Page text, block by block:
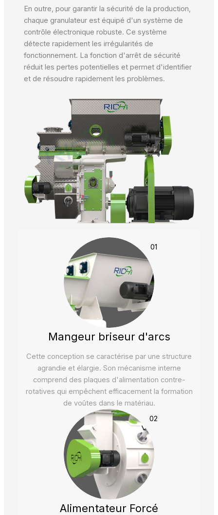
En outre, pour garantir la sécurité de la production,
chaque granulateur est équipé d'un système de
contrôle électronique robuste. Ce système
détecte rapidement les irrégularités de
fonctionnement. La fonction d'arrêt de sécurité
réduit les pertes potentielles et permet d'identifier
et de résoudre rapidement les problèmes.
01
Mangeur briseur d'arcs
Cette conception se caractérise par une structure
agrandie et élargie. Son mécanisme interne
comprend des plaques d'alimentation contre-
rotatives qui empêchent efficacement la formation
de voûtes dans le matériau.
02
Alimentateur Forcé